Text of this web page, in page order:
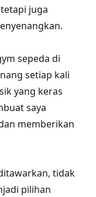
juga
sepeda di
setiap kali
yang keras
saya
memberikan
tidak
pilihan